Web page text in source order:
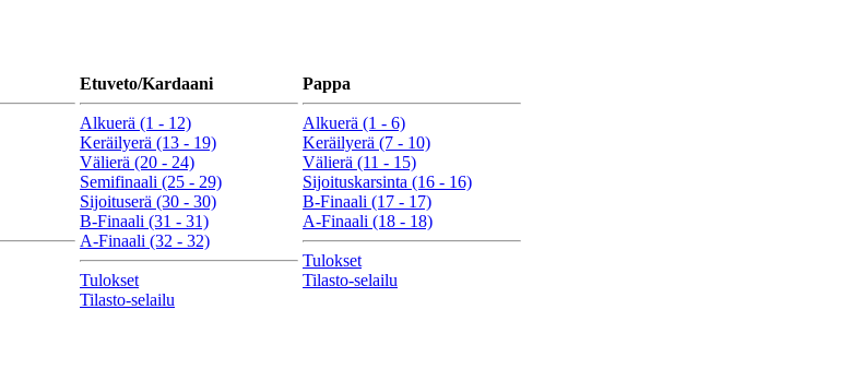
Etuveto/Kardaani
Alkuerä (1 - 12)
Keräilyerä (13 - 19)
Välierä (20 - 24)
Semifinaali (25 - 29)
Sijoituserä (30 - 30)
B-Finaali (31 - 31)
A-Finaali (32 - 32)
Tulokset
Tilasto-selailu
Pappa
Alkuerä (1 - 6)
Keräilyerä (7 - 10)
Välierä (11 - 15)
Sijoituskarsinta (16 - 16)
B-Finaali (17 - 17)
A-Finaali (18 - 18)
Tulokset
Tilasto-selailu